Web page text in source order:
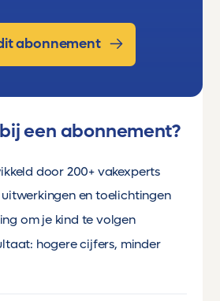
abonnement
een abonnement?
door 200+ vakexperts
en toelichtingen
om je kind te volgen
hogere cijfers, minder